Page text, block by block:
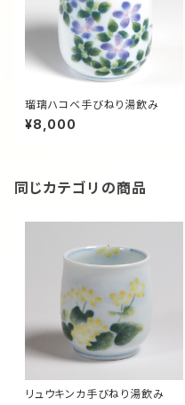
瑠璃ハコベ手びねり湯飲み
¥8,000
同じカテゴリの商品
リュウキンカ手びねり湯飲み